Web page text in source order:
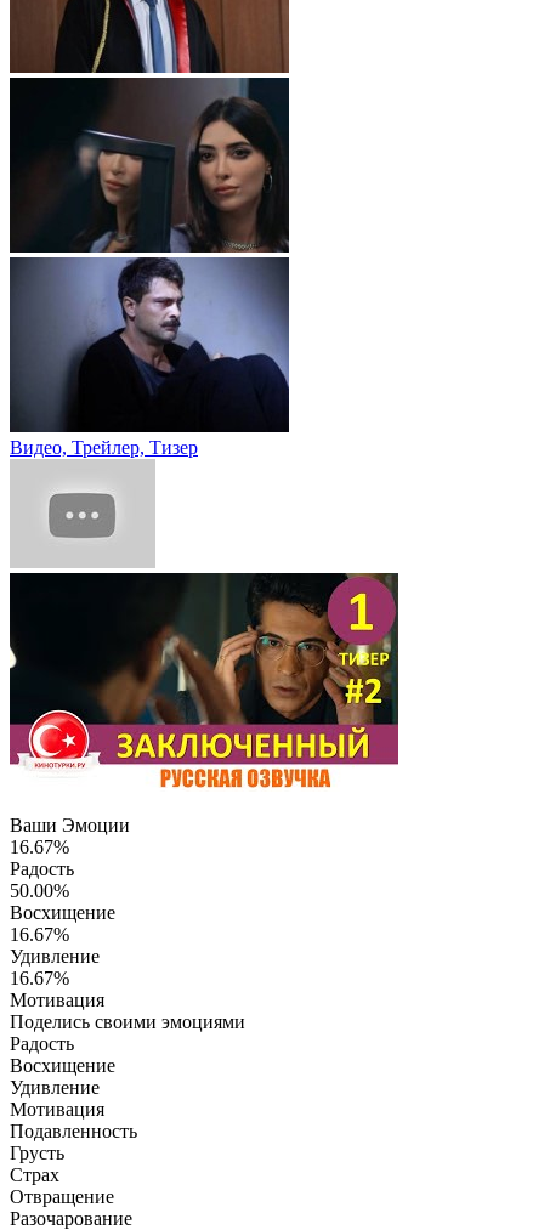
Видео, Трейлер, Тизер
Ваши Эмоции
16.67%
Радость
50.00%
Восхищение
16.67%
Удивление
16.67%
Мотивация
Поделись своими эмоциями
Радость
Восхищение
Удивление
Мотивация
Подавленность
Грусть
Страх
Отвращение
Разочарование